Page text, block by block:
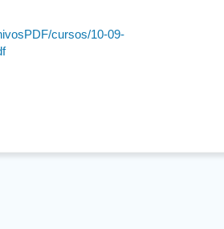
cursos/10-09-